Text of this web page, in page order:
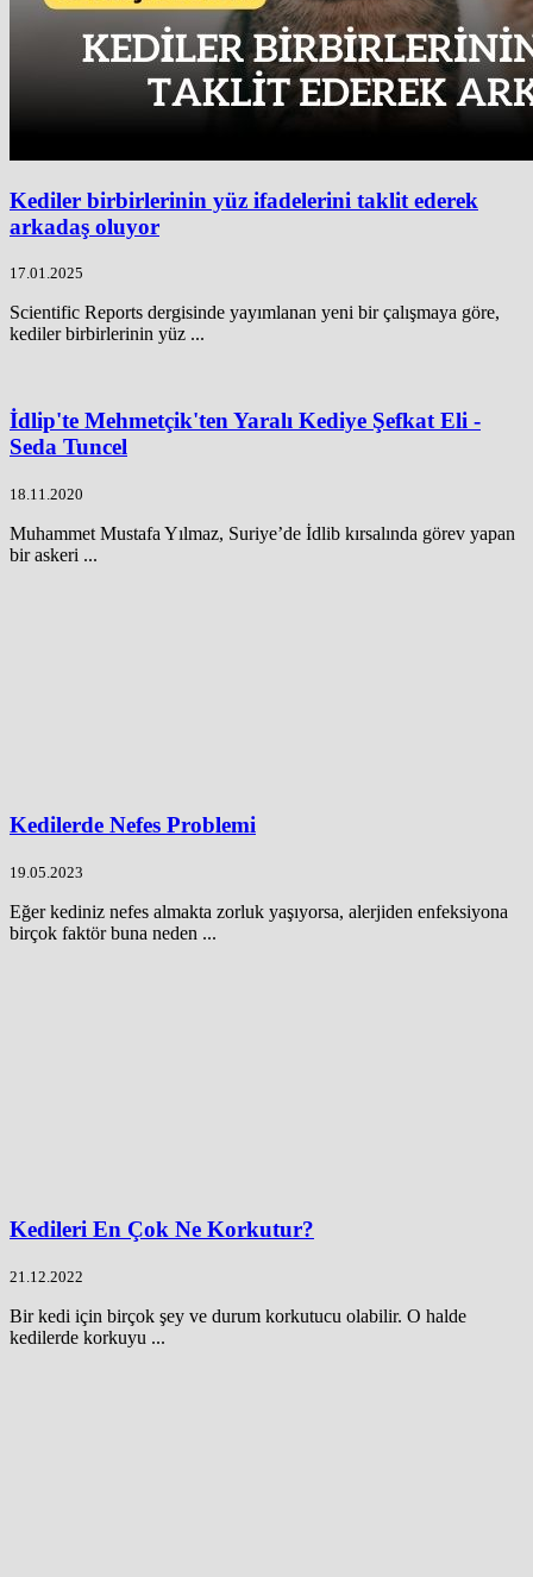
Kediler birbirlerinin yüz ifadelerini taklit ederek
arkadaş oluyor
17.01.2025
Scientific Reports dergisinde yayımlanan yeni bir çalışmaya göre,
kediler birbirlerinin yüz ...
İdlip'te Mehmetçik'ten Yaralı Kediye Şefkat Eli -
Seda Tuncel
18.11.2020
Muhammet Mustafa Yılmaz, Suriye’de İdlib kırsalında görev yapan
bir askeri ...
Kedilerde Nefes Problemi
19.05.2023
Eğer kediniz nefes almakta zorluk yaşıyorsa, alerjiden enfeksiyona
birçok faktör buna neden ...
Kedileri En Çok Ne Korkutur?
21.12.2022
Bir kedi için birçok şey ve durum korkutucu olabilir. O halde
kedilerde korkuyu ...